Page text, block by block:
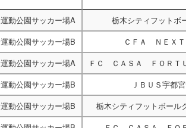
動公園サッカー場A
栃木シティフットボ
動公園サッカー場B ＣＦＡ ＮＥＸＴ
動公園サッカー場A
ＦＣ ＣＡＳＡ ＦＯＲＴＵ
動公園サッカー場B
ＪＢＵＳ宇都宮
動公園サッカー場B
栃木シティフットボール